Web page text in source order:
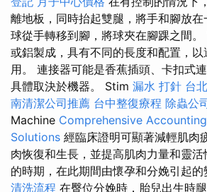
離地板，同時抬起雙腿，將手和腳放在
球從手轉移到腳，將球夾在腳踝之間
或鋁製成，具有不同的長度和配置，
用。 連接器可能是香蕉插頭、卡扣式
具體取決於機器。 Stim 漏水 打針 台
南清潔公司推薦 台中整復療程 除蟲公
Machine Comprehensive
Solutions 經臨床證明可顯著減輕肌肉
肉恢復和生長，並提高肌肉力量和靈
的時期，在此期間由懷孕和分娩引起的
清洗流程 在臀位分娩時，胎兒出生時